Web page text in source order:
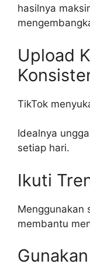
hasilnya
Upload
TikTok
Idealnya
setiap hari.
Ikuti
Menggunakan
membantu